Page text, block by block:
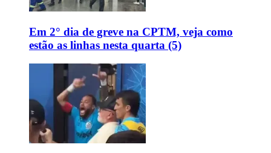
Em 2° dia de greve na CPTM, veja como
estão as linhas nesta quarta (5)